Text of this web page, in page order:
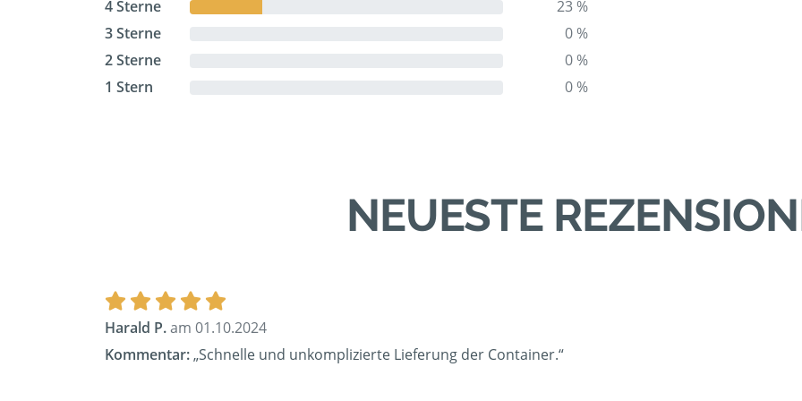
4 Sterne
23 %
3 Sterne
0 %
2 Sterne
0 %
1 Stern
0 %
NEUESTE
Harald P.am 01.10.2024
Kommentar:„Schnelle und unkomplizierte Lieferung der Container.“